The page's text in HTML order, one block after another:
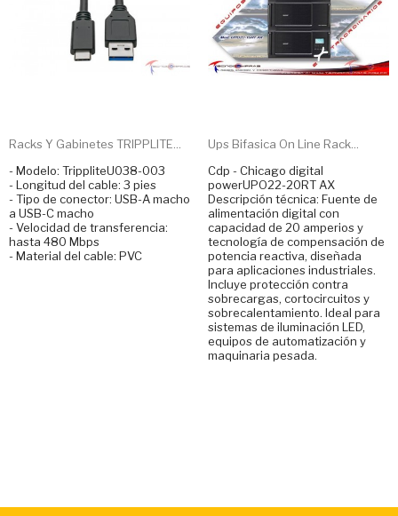
Racks Y Gabinetes TRIPPLITE...
- Modelo: TrippliteU038-003
- Longitud del cable: 3 pies
- Tipo de conector: USB-A macho
a USB-C macho
- Velocidad de transferencia:
hasta 480 Mbps
- Material del cable: PVC
Ups Bifasica On Line Rack...
Cdp - Chicago digital
powerUPO22-20RT AX
Descripción técnica: Fuente de
alimentación digital con
capacidad de 20 amperios y
tecnología de compensación de
potencia reactiva, diseñada
para aplicaciones industriales.
Incluye protección contra
sobrecargas, cortocircuitos y
sobrecalentamiento. Ideal para
sistemas de iluminación LED,
equipos de automatización y
maquinaria pesada.